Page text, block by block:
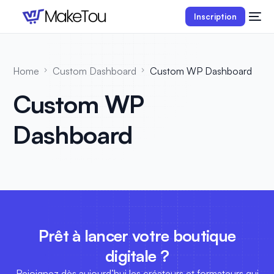
Inscription
Home Custom Dashboard Custom WP Dashboard
Custom WP
Dashboard
Prêt à lancer votre boutique
digitale ?